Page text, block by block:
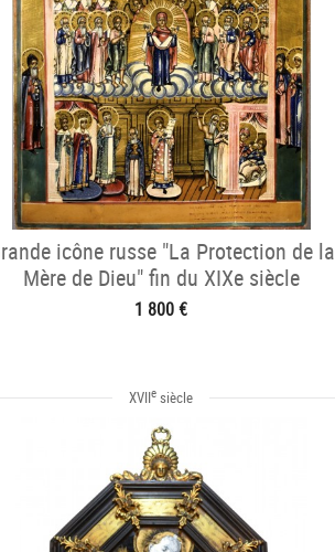
icône russe "La Protection de la
Mère de Dieu" fin du XIXe siècle
1 800 €
XVIIe siècle